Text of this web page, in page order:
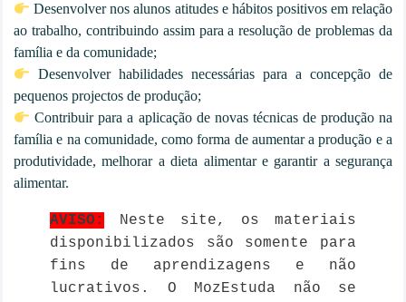
Desenvolver nos alunos atitudes e hábitos positivos em relação
ao trabalho, contribuindo assim para a resolução de problemas da
família e da comunidade;
Desenvolver habilidades necessárias para a concepção de
pequenos projectos de produção;
Contribuir para a aplicação de novas técnicas de produção na
família e na comunidade, como forma de aumentar a produção e a
produtividade, melhorar a dieta alimentar e garantir a segurança
alimentar.
AVISO:
Neste site, os materiais
disponibilizados são somente para
fins de aprendizagens e não
lucrativos. O MozEstuda não se